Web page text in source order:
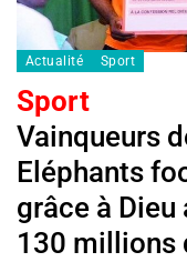
Actualité Sport
Sport
Vainqueurs
Eléphants
grâce à
130 millions